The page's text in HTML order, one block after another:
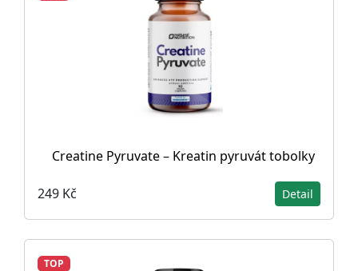
Creatine Pyruvate – Kreatin pyruvát tobolky
249 Kč Detail
TOP